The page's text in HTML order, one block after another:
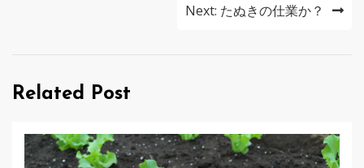
ー
ョ
Next: たぬきの仕業か？
Related Post